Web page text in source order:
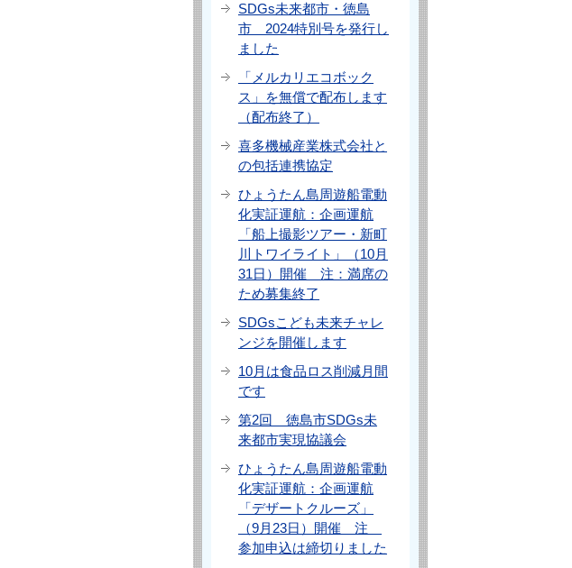
SDGs未来都市・徳島
市 2024特別号を発行し
ました
「メルカリエコボック
ス」を無償で配布します
（配布終了）
喜多機械産業株式会社と
の包括連携協定
ひょうたん島周遊船電動
化実証運航：企画運航
「船上撮影ツアー・新町
川トワイライト」（10月
31日）開催 注：満席の
ため募集終了
SDGsこども未来チャレ
ンジを開催します
10月は食品ロス削減月間
です
第2回 徳島市SDGs未
来都市実現協議会
ひょうたん島周遊船電動
化実証運航：企画運航
「デザートクルーズ」
（9月23日）開催 注
参加申込は締切りました